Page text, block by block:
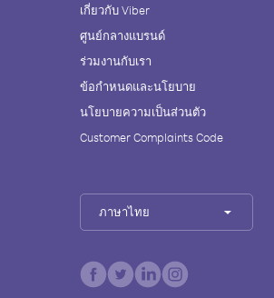
เกี่ยวกับ Viber
ศูนย์กลางแบรนด์
ร่วมงานกับเรา
ข้อกำหนดและนโยบาย
นโยบายความเป็นส่วนตัว
Customer Complaints Code
ภาษาไทย